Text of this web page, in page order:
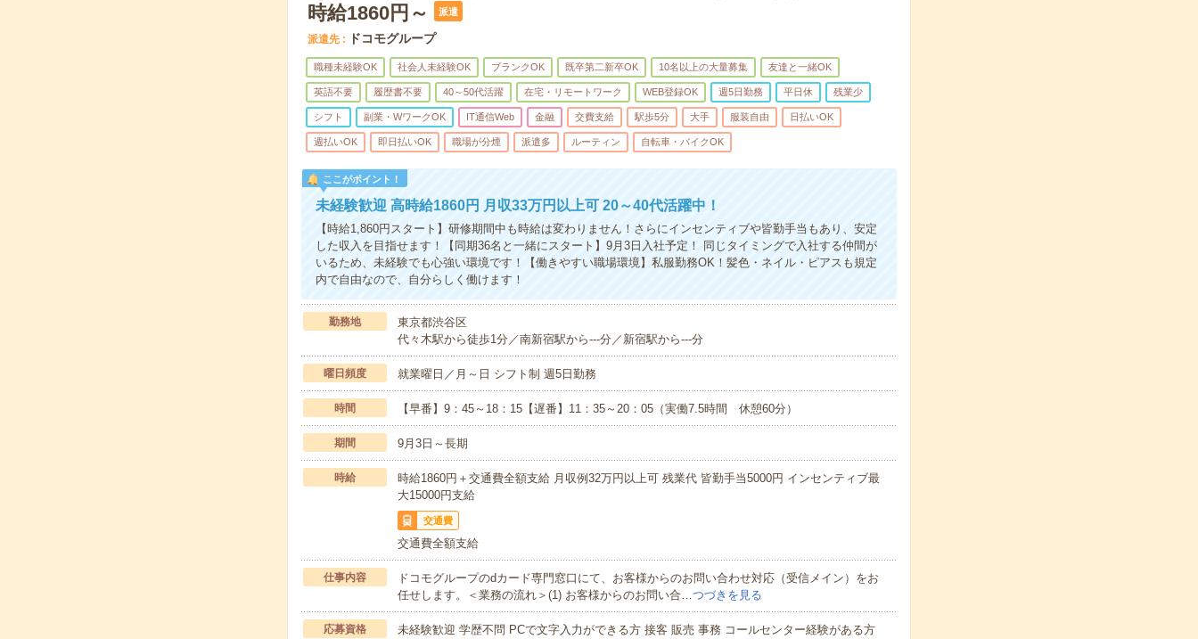
時給1860円～
派遣
派遣先 ドコモグループ
職種未経験OK 社会人未経験OK ブランクOK 既卒第二新卒OK 10名以上の大量募集 友達と一緒OK
英語不要 履歴書不要 40～50代活躍 在宅・リモートワーク WEB登録OK 週5日勤務 平日休 残業少
シフト 副業・WワークOK IT通信Web 金融 交費支給 駅歩5分 大手 服装自由 日払いOK
週払いOK 即日払いOK 職場が分煙 派遣多 ルーティン 自転車・バイクOK
ここがポイント！
未経験歓迎 高時給1860円 月収33万円以上可 20～40代活躍中！
【時給1,860円スタート】研修期間中も時給は変わりません！さらにインセンティブや皆勤手当もあり、安定
した収入を目指せます！【同期36名と一緒にスタート】9月3日入社予定！ 同じタイミングで入社する仲間が
いるため、未経験でも心強い環境です！【働きやすい職場環境】私服勤務OK！髪色・ネイル・ピアスも規定
内で自由なので、自分らしく働けます！
勤務地
東京都渋谷区
代々木駅から徒歩1分／南新宿駅から---分／新宿駅から---分
曜日頻度 就業曜日／月～日 シフト制 週5日勤務
時間 【早番】9：45～18：15【遅番】11：35～20：05（実働7.5時間 休憩60分）
期間 9月3日～長期
時給
時給1860円＋交通費全額支給 月収例32万円以上可 残業代 皆勤手当5000円 インセンティブ最
大15000円支給
交通費
交通費全額支給
仕事内容
ドコモグループのdカード専門窓口にて、お客様からのお問い合わせ対応（受信メイン）をお
任せします。＜業務の流れ＞(1) お客様からのお問い合…つづきを見る
応募資格 未経験歓迎 学歴不問 PCで文字入力ができる方 接客 販売 事務 コールセンター経験がある方